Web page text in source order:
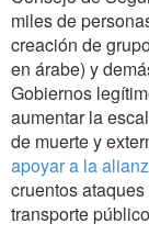
miles de
creación de
en árabe) y
Gobiernos
aumentar la
de muerte y
apoyar a la
cruentos
transporte